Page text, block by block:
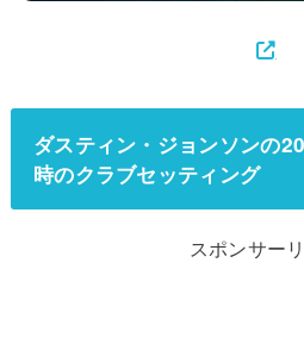
ダスティン・ジョンソンの
時のクラブセッティング
スポンサー